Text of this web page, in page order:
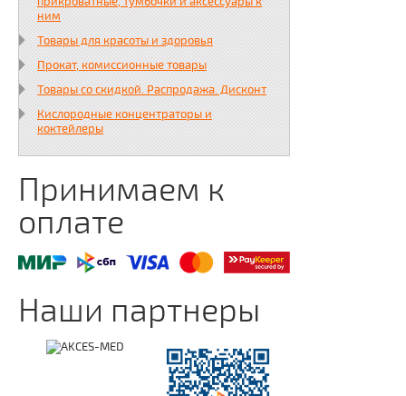
ним
Товары для красоты и здоровья
Прокат, комиссионные товары
Товары со скидкой. Распродажа. Дисконт
Кислородные концентраторы и
коктейлеры
Принимаем к
оплате
Наши партнеры